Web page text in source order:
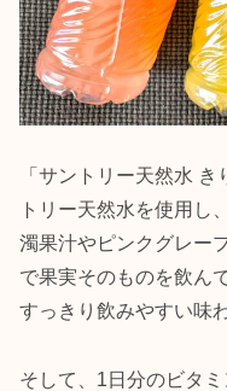
「サントリー天然水
トリー天然水を使用し
濁果汁やピンクグレー
で果実そのものを飲ん
すっきり飲みやすい味
そして、1日分のビタ